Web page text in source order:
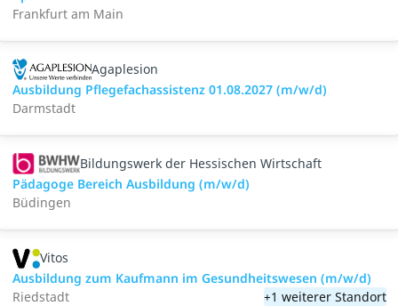
Frankfurt am Main
Agaplesion
Ausbildung Pflegefachassistenz 01.08.2027 (m/w/d)
Darmstadt
Bildungswerk der Hessischen Wirtschaft
Pädagoge Bereich Ausbildung (m/w/d)
Büdingen
Vitos
Ausbildung zum Kaufmann im Gesundheitswesen (m/w/d)
Riedstadt
+1 weiterer Standort